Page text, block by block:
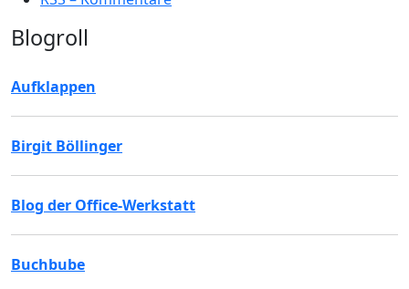
Blogroll
Aufklappen
Birgit Böllinger
Blog der Office-Werkstatt
Buchbube